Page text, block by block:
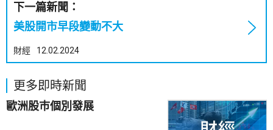
下一篇新聞：
美股開市早段變動不大
財經 12.02.2024
更多即時新聞
歐洲股巿個別發展